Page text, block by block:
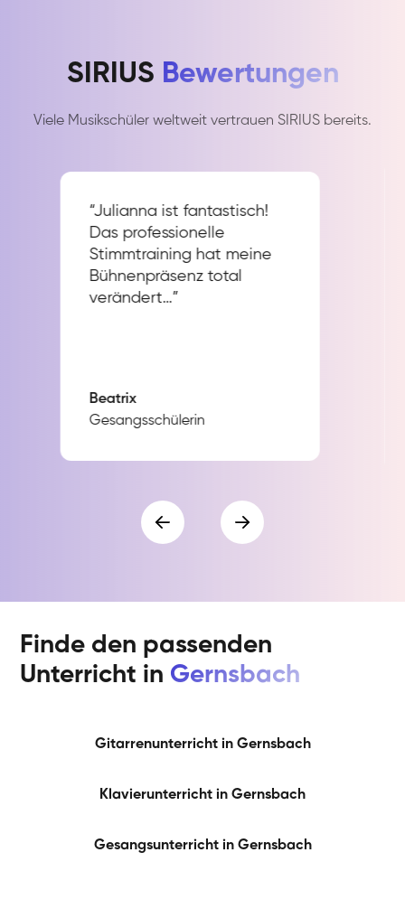
SIRIUS Bewertungen
Viele Musikschüler weltweit vertrauen SIRIUS bereits.
“Julianna ist fantastisch!
Das professionelle
Stimmtraining hat meine
Bühnenpräsenz total
verändert…”
Beatrix
Gesangsschülerin
Finde den passenden
Unterricht in Gernsbach
Gitarrenunterricht in Gernsbach
Klavierunterricht in Gernsbach
Gesangsunterricht in Gernsbach